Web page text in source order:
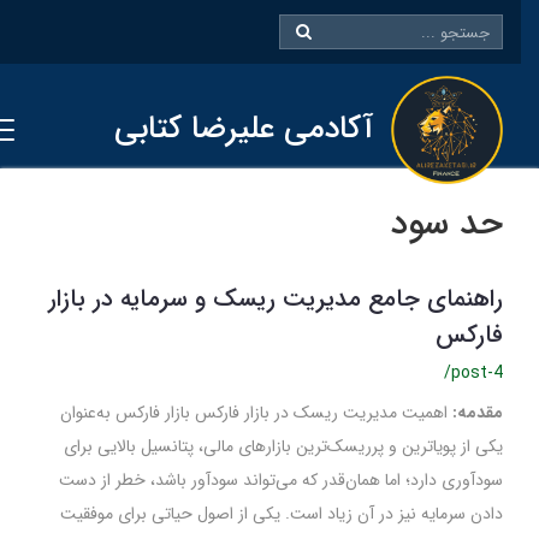
آکادمی علیرضا کتابی
حد سود
راهنمای جامع مدیریت ریسک و سرمایه در بازار
فارکس
/post-4
مقدمه:اهمیت مدیریت ریسک در بازار فارکس بازار فارکس به‌عنوان
یکی از پویاترین و پرریسک‌ترین بازارهای مالی، پتانسیل بالایی برای
سودآوری دارد؛ اما همان‌قدر که می‌تواند سودآور باشد، خطر از دست
دادن سرمایه نیز در آن زیاد است. یکی از اصول حیاتی برای موفقیت